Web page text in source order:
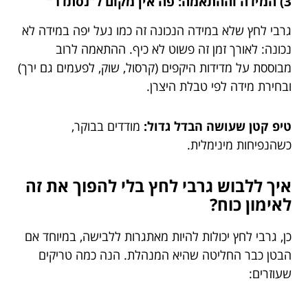
גרבי לחץ שלא במידה הנכונה זה כמו נעל יפה במידה לא
נכונה: לאורך זמן זה פשוט לא כיף. ההתאמה לרוב
מבוססת על מדידות היקפים (קרסול, שוק, לפעמים גם ירך)
ובחירת מידה לפי טבלת היצרן.
טיפ קטן שעושה הבדל גדול: מודדים בבוקר,
כשהנפיחות מינימלית.
איך ללבוש גרבי לחץ בלי להפוך את זה
לאימון כוח?
כן, גרבי לחץ יכולות להיות מאתגרות ללבישה, במיוחד אם
הבטן כבר החליטה שהיא המנהלת. הנה כמה טריקים
שעוזרים: